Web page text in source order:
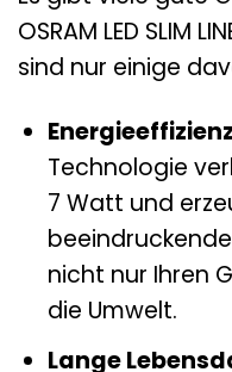
OSRAM LED SLIM
sind nur einige
Technologie
7 Watt und
nicht nur Ihren
die Umwelt.
Lange